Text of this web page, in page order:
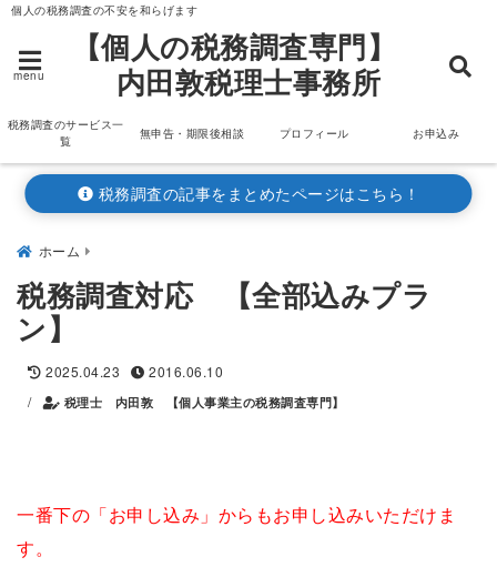
個人の税務調査の不安を和らげます
menu
【個人の税務調査専門】
内田敦税理士事務所
税務調査のサービス一
覧
無申告・期限後相談 プロフィール お申込み
税務調査の記事をまとめたページはこちら！
ホーム
税務調査対応 【全部込みプラ
ン】
2025.04.23
2016.06.10
/
税理士 内田敦 【個人事業主の税務調査専門】
一番下の「お申し込み」からもお申し込みいただけま
す。